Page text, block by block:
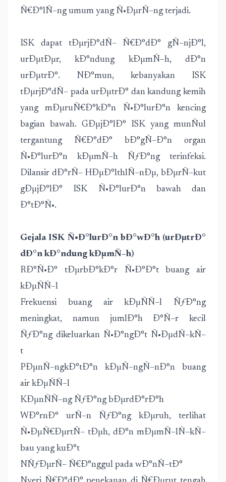
Ñ€Ð°lÑ–ng umum yang Ñ•ÐµrÑ–ng terjadi.
ISK dapat tÐµrjÐ°dÑ– Ñ€Ð°dÐ° gÑ–njÐ°l,
urÐµtÐµr, kÐ°ndung kÐµmÑ–h, dÐ°n
urÐµtrÐ°. NÐ°mun, kebanyakan ISK
tÐµrjÐ°dÑ– pada urÐµtrÐ° dan kandung kemih
yang mÐµruÑ€Ð°kÐ°n Ñ•Ð°lurÐ°n kencing
bagian bawah. GÐµjÐ°lÐ° ISK yang munÑul
tergantung Ñ€Ð°dÐ° bÐ°gÑ–Ð°n organ
Ñ•Ð°lurÐ°n kÐµmÑ–h ÑƒÐ°ng terinfeksi.
Dilansir dÐ°rÑ– HÐµÐ°lthlÑ–nÐµ, bÐµrÑ–kut
gÐµjÐ°lÐ° ISK Ñ•Ð°lurÐ°n bawah dan
Ð°tÐ°Ñ•.
Gejala ISK Ñ•Ð°lurÐ°n bÐ°wÐ°h (urÐµtrÐ°
dÐ°n kÐ°ndung kÐµmÑ–h)
RÐ°Ñ•Ð° tÐµrbÐ°kÐ°r Ñ•Ð°Ð°t buang air
kÐµÑÑ–l
Frekuensi buang air kÐµÑÑ–l ÑƒÐ°ng
meningkat, namun jumlÐ°h Ð°Ñ–r kecil
ÑƒÐ°ng dikeluarkan Ñ•Ð°ngÐ°t Ñ•ÐµdÑ–kÑ–
t
PÐµnÑ–ngkÐ°tÐ°n kÐµÑ–ngÑ–nÐ°n buang
air kÐµÑÑ–l
KÐµnÑÑ–ng ÑƒÐ°ng bÐµrdÐ°rÐ°h
WÐ°rnÐ° urÑ–n ÑƒÐ°ng kÐµruh, terlihat
Ñ•ÐµÑ€ÐµrtÑ– tÐµh, dÐ°n mÐµmÑ–lÑ–kÑ–
bau yang kuÐ°t
NÑƒÐµrÑ– Ñ€Ð°nggul pada wÐ°nÑ–tÐ°